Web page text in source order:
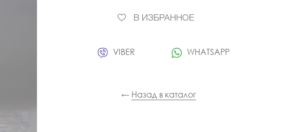
В ИЗБРАННОЕ
VIBER WHATSAPP
← Назад в каталог